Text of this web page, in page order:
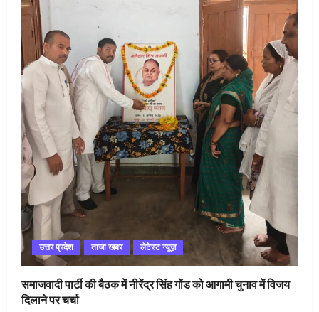
उत्तर प्रदेश ताजा खबर लेटेस्ट न्यूज़
समाजवादी पार्टी की बैठक में नीरेंद्र सिंह गोंड को आगामी चुनाव में विजय
दिलाने पर चर्चा